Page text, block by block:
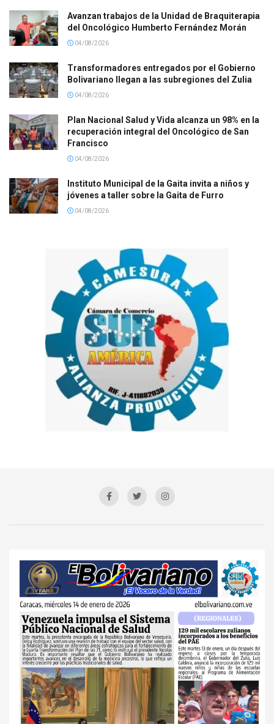
Avanzan trabajos de la Unidad de Braquiterapia
del Oncológico Humberto Fernández Morán
04/08/2026
Transformadores entregados por el Gobierno
Bolivariano llegan a las subregiones del Zulia
04/08/2026
Plan Nacional Salud y Vida alcanza un 98% en la
recuperación integral del Oncológico de San
Francisco
04/08/2026
Instituto Municipal de la Gaita invita a niños y
jóvenes a taller sobre la Gaita de Furro
04/08/2026